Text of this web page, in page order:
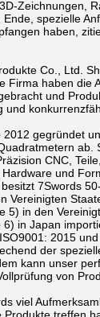
Zeichnungen,
spezielle
haben,
Co., Ltd.
Firma haben die
und
und
gegründet
ab.
CNC, Teile,
und
7Swords
Vereinigten
5) in den
in Japan
2015
der
kann unser
von
viel